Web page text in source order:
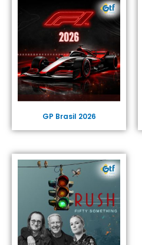
GP Brasil 2026